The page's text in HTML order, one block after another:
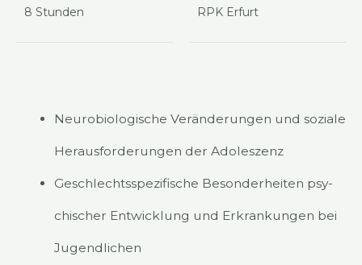
8 Stun­den RPK Erfurt
Neu­ro­bio­lo­gi­sche Ver­än­de­run­gen und sozia­le
Her­aus­for­de­run­gen der Ado­les­zenz
Geschlechts­spe­zi­fi­sche Beson­der­hei­ten psy­
chi­scher Ent­wick­lung und Erkran­kun­gen bei
Jugend­li­chen